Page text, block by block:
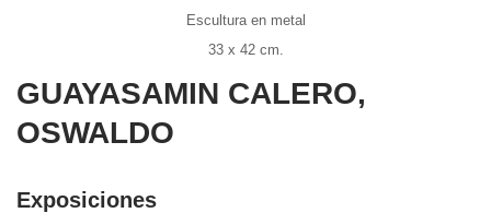
Escultura en metal
33 x 42 cm.
GUAYASAMIN CALERO,
OSWALDO
Exposiciones